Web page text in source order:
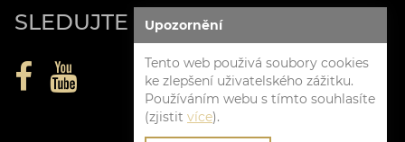
SLEDUJTE NÁSUpozornění
Tento web použivá soubory cookies
ke zlepšení uživatelského zážitku.
Používáním webu s tímto souhlasíte
(zjistit více).